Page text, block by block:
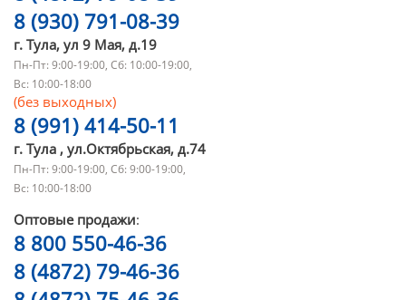
8 (930) 791-08-39
г. Тула, ул 9 Мая, д.19
Пн-Пт: 9:00-19:00, Сб: 10:00-19:00,
Вс: 10:00-18:00
(без выходных)
8 (991) 414-50-11
г. Тула , ул.Октябрьская, д.74
Пн-Пт: 9:00-19:00, Сб: 9:00-19:00,
Вс: 10:00-18:00
Оптовые продажи:
8 800 550-46-36
8 (4872) 79-46-36